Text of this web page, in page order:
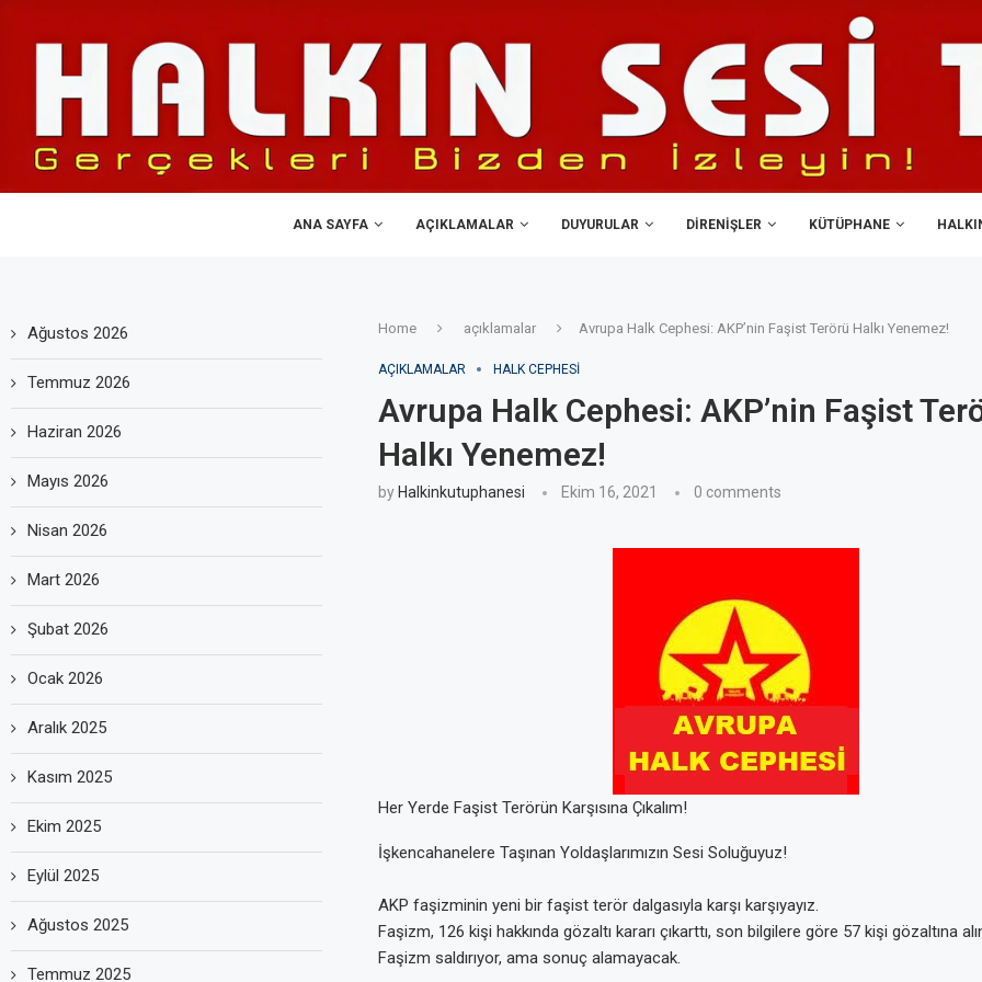
ANA SAYFA AÇIKLAMALAR DUYURULAR DIRENIŞLER KÜTÜPHANE
Home açıklamalar Avrupa Halk Cephesi: AKP’nin Faşist Terörü Halkı Yenemez!
AÇIKLAMALAR HALK CEPHESI
Avrupa Halk Cephesi: AKP’nin Faşist
Halkı Yenemez!
byHalkinkutuphanesi Ekim 16, 2021 0 comments
Her Yerde Faşist Terörün Karşısına Çıkalım!
İşkencahanelere Taşınan Yoldaşlarımızın Sesi Soluğuyuz!
AKP faşizminin yeni bir faşist terör dalgasıyla karşı karşıyayız.
Faşizm, 126 kişi hakkında gözaltı kararı çıkarttı, son bilgilere göre 57 kişi gözaltına
Faşizm saldırıyor, ama sonuç alamayacak.
Ağustos 2026
Temmuz 2026
Haziran 2026
Mayıs 2026
Nisan 2026
Mart 2026
Şubat 2026
Ocak 2026
Aralık 2025
Kasım 2025
Ekim 2025
Eylül 2025
Ağustos 2025
Temmuz 2025